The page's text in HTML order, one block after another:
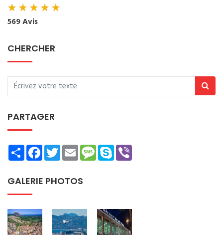
★★★★★
569 Avis
CHERCHER
PARTAGER
ShareFacebookTwitterEmailMessage
Skype
GALERIE PHOTOS